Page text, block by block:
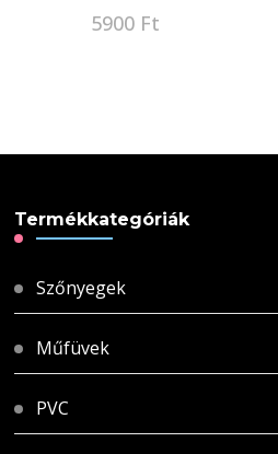
5900 Ft
Termékkategóriák
Szőnyegek
Műfüvek
PVC